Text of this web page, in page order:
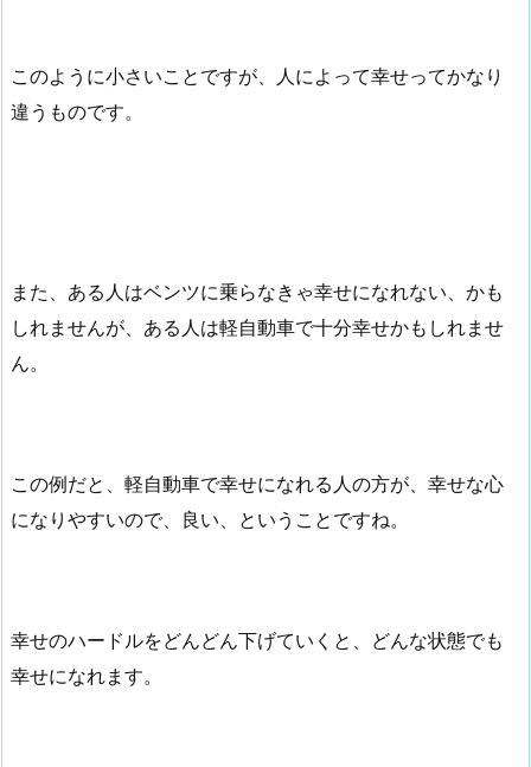
このように小さいことですが、人によって幸せってかなり
違うものです。
また、ある人はベンツに乗らなきゃ幸せになれない、かも
しれませんが、ある人は軽自動車で十分幸せかもしれませ
ん。
この例だと、軽自動車で幸せになれる人の方が、幸せな心
になりやすいので、良い、ということですね。
幸せのハードルをどんどん下げていくと、どんな状態でも
幸せになれます。